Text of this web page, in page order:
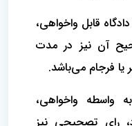
قابل واخواهی،
آن نیز در مدت
یا فرجام می‌باشد.
واسطه واخواهی،
رای‌ تصحیحی نیز